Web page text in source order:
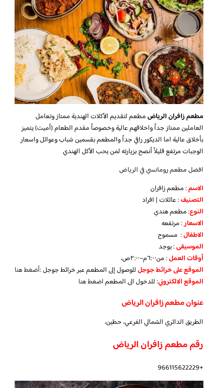
مطعم زافران الرياضمطعم لتقديم الأكلات الهندية ممتاز وتعامل
العاملين ممتاز جداً واخلاقهم عالية وخصوصاً مقدم الطعام (أميت) يتميز
بأخلاق عالية اما الديكور راقي جداً والمطعم بقسمين شباب وعوائل واسعار
الوجبات مرتفع قليلاً أنصح بزيارته لمن يحب الأكل الهندي
افضل مطعم رومانسي في الرياض
الاسم: مطعم زافران
التصنيف: عائلات | افراد
النوع: مطعم هندي
الاسعار: مرتفعه
الاطفال: مسموح
الموسيقى: يوجد
أوقات العمل: من٦:٠٠م–٢:٠٠ص،
الموقع على خرائط جوجلللوصول إلى المطعم عبر خرائط جوجل :أضغط هنا
الموقع الالكتروني: للدخول الى المطعماضغط هنا
عنوان مطعم زافران الرياض
الطريق الدائري الشمالي الفرعي، حطين،
رقم مطعم زافران الرياض
+966115622229